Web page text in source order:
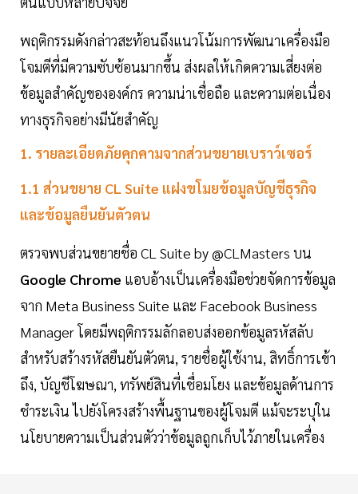
พฤติกรรมดังกล่าวสะท้อนถึงแนวโน้มการพัฒนาเครื่องมือ
โจมตีที่มีความซับซ้อนมากขึ้น ส่งผลให้เกิดความเสี่ยงต่อ
ข้อมูลสำคัญขององค์กร ความน่าเชื่อถือ และความต่อเนื่อง
ทางธุรกิจอย่างมีนัยสำคัญ
1. รายละเอียดภัยคุกคามจากส่วนขยายเบราว์เซอร์
1.1 ส่วนขยาย CL Suite แฝงขโมยข้อมูลบัญชีธุรกิจ
และข้อมูลยืนยันตัวตน
ตรวจพบส่วนขยายชื่อ CL Suite by @CLMasters บน
Google Chrome แอบอ้างเป็นเครื่องมือช่วยจัดการข้อมูล
จาก Meta Business Suite และ Facebook Business
Manager โดยมีพฤติกรรมลักลอบส่งออกข้อมูลรหัสลับ
สำหรับสร้างรหัสยืนยันตัวตน, รายชื่อผู้ใช้งาน, สิทธิ์การเข้า
ถึง, บัญชีโฆษณา, ทรัพย์สินที่เชื่อมโยง และข้อมูลด้านการ
ชำระเงิน ไปยังโครงสร้างพื้นฐานของผู้โจมตี แม้จะระบุใน
นโยบายความเป็นส่วนตัวว่าข้อมูลถูกเก็บไว้ภายในเครื่อง